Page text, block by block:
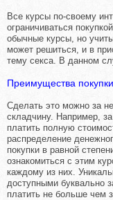
Все курсы по-своему
ограничиваться
обычные курсы, но
может решиться, и в
тему секса. В данном
Преимущества
Сделать это можно за
складчину. Например,
платить полную
распределение
покупки в равной
ознакомиться с этим
каждому из них.
доступными буквально
платить не больше чем